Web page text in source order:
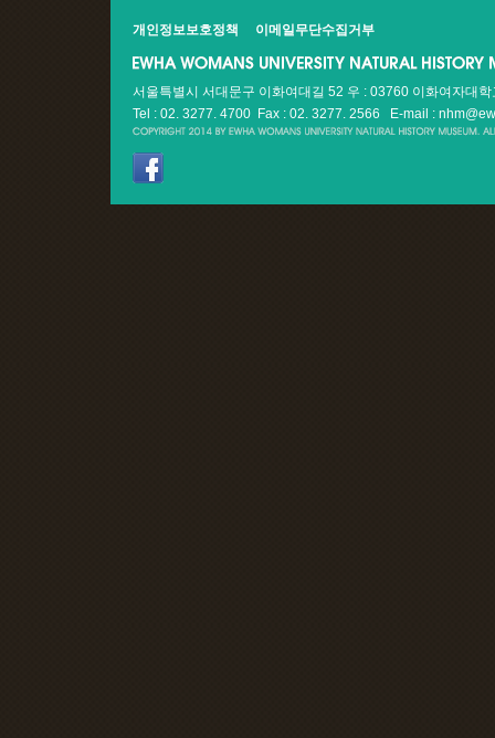
개인정보보호정책 이메일무단수집거부
서울특별시 서대문구 이화여대길 52 우 : 03760 이화여자대
Tel : 02. 3277. 4700 Fax : 02. 3277. 2566
E-mail :